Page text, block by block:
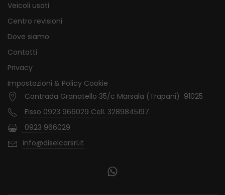
Veicoli usati
Centro revisioni
Dove siamo
Contatti
Privacy
Impostazioni & Policy Cookie
Contrada Granatello 35/c Marsala (Trapani) 91025
Fisso 0923 966029 Cell. 3289845197
0923 966029
info@diselcarsrl.it